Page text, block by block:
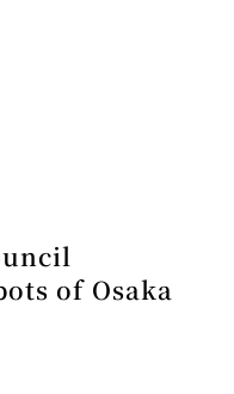
of Osaka